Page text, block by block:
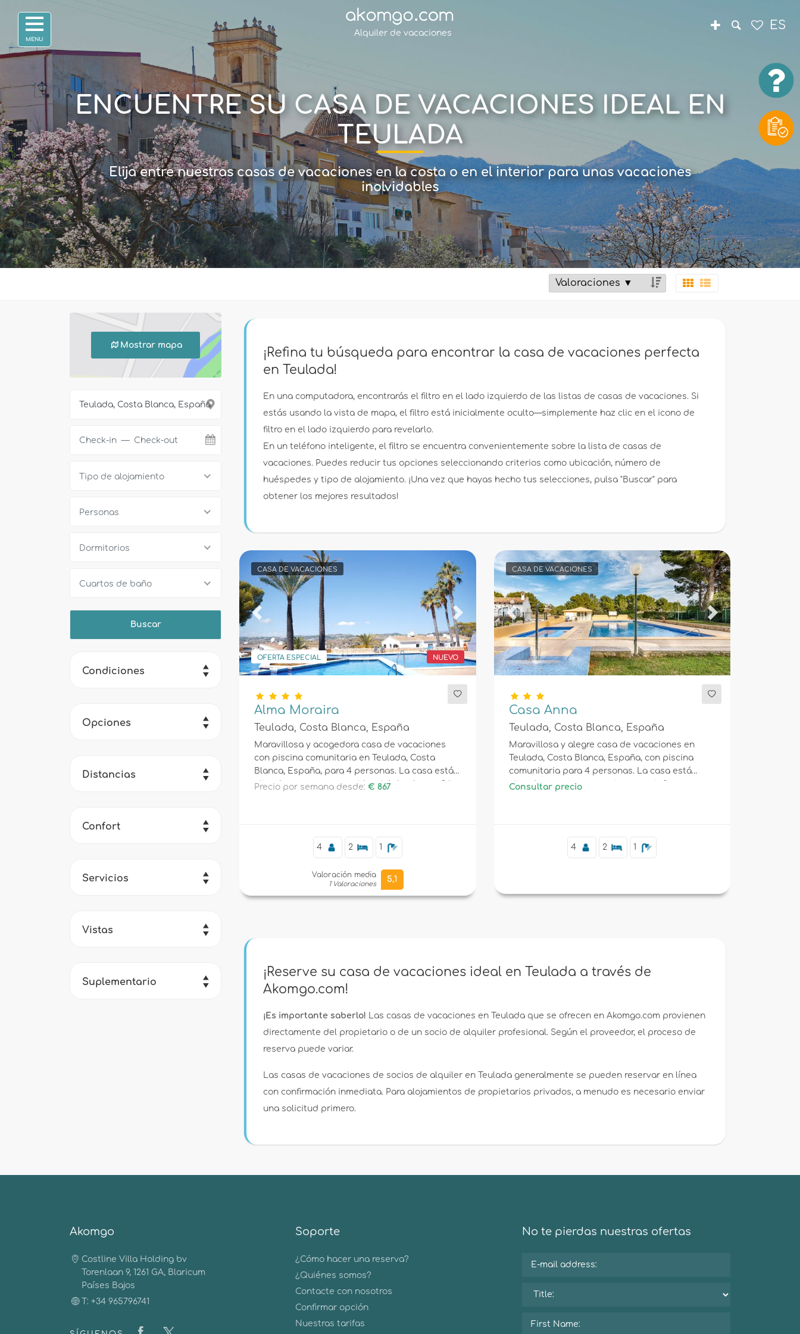
ENCUENTRE SU CASA DE VACACIONES IDEAL EN
TEULADA
Elija entre nuestras casas de vacaciones en la costa o en el interior para unas vacaciones
inolvidables
Mostrar mapa
Tipo de alojamiento
Personas
Dormitorios
Cuartos de baño
Condiciones
Opciones
Distancias
Confort
Servicios
Vistas
Suplementario
¡Refina tu búsqueda para encontrar la casa de vacaciones perfecta
en Teulada!
En una computadora, encontrarás el filtro en el lado izquierdo de las listas de casas de vacaciones. Si
estás usando la vista de mapa, el filtro está inicialmente oculto—simplemente haz clic en el icono de
filtro en el lado izquierdo para revelarlo.
En un teléfono inteligente, el filtro se encuentra convenientemente sobre la lista de casas de
vacaciones. Puedes reducir tus opciones seleccionando criterios como ubicación, número de
huéspedes y tipo de alojamiento. ¡Una vez que hayas hecho tus selecciones, pulsa "Buscar" para
obtener los mejores resultados!
CASA DE VACACIONES
NUEVO
OFERTA ESPECIAL
Previous Next
Alma Moraira
Teulada, Costa Blanca, España
Maravillosa y acogedora casa de vacaciones
con piscina comunitaria en Teulada, Costa
Blanca, España, para 4 personas. La casa está
situada en una zona residencial de playa a 3 km
Precio por semana desde: € 867
4 2 1
Valoración media
1 Valoraciones
5,1
CASA DE VACACIONES
Previous Next
Casa Anna
Teulada, Costa Blanca, España
Maravillosa y alegre casa de vacaciones en
Teulada, Costa Blanca, España, con piscina
comunitaria para 4 personas. La casa está
situada en una zona costera, montañosa y
Consultar precio
4 2 1
¡Reserve su casa de vacaciones ideal en Teulada a través de
Akomgo.com!
¡Es importante saberlo! Las casas de vacaciones en Teulada que se ofrecen en Akomgo.com provienen
directamente del propietario o de un socio de alquiler profesional. Según el proveedor, el proceso de
reserva puede variar.
Las casas de vacaciones de socios de alquiler en Teulada generalmente se pueden reservar en línea
con confirmación inmediata. Para alojamientos de propietarios privados, a menudo es necesario enviar
una solicitud primero.
Akomgo
Costline Villa Holding bv
Torenlaan 9, 1261 GA, Blaricum
Países Bajos
T: +34 965796741
Soporte
¿Cómo hacer una reserva?
¿Quiénes somos?
Contacte con nosotros
Confirmar opción
Nuestras tarifas
No te pierdas nuestras ofertas
Alquiler de vacaciones
ES